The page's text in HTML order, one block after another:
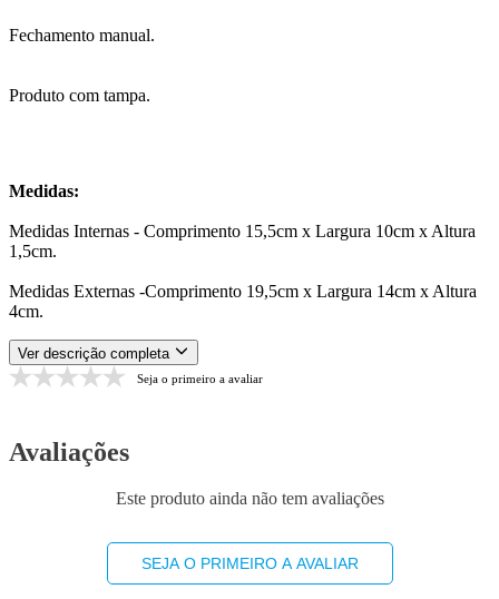
Fechamento manual.
Produto com tampa.
Medidas:
Medidas Internas - Comprimento 15,5cm x Largura 10cm x Altura
1,5cm.
Medidas Externas -Comprimento 19,5cm x Largura 14cm x Altura
4cm.
Ver descrição completa
Seja o primeiro a avaliar
Avaliações
Este produto ainda não tem avaliações
SEJA O PRIMEIRO A AVALIAR